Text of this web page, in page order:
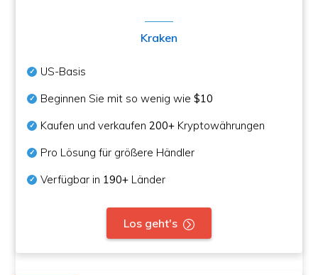
Kraken
US-Basis
Beginnen Sie mit so wenig wie$10
Kaufen und verkaufen200+ Kryptowährungen
Pro Lösung für größere Händler
Verfügbar in 190+ Länder
Los geht's